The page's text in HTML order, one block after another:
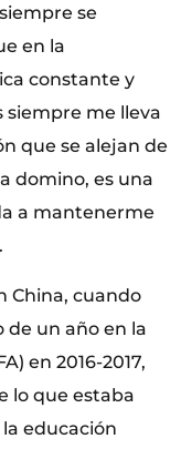
se
en la
constante y
siempre me lleva
que se alejan de
domino, es una
a mantenerme
China, cuando
un año en la
en 2016-2017,
lo que estaba
educación